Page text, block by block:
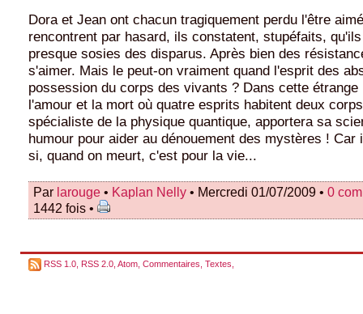
Dora et Jean ont chacun tragiquement perdu l'être
rencontrent par hasard, ils constatent, stupéfaits,
presque sosies des disparus. Après bien des
s'aimer. Mais le peut-on vraiment quand l'esprit des
possession du corps des vivants ? Dans cette étrange
l'amour et la mort où quatre esprits habitent deux
spécialiste de la physique quantique, apportera sa
humour pour aider au dénouement des mystères ! Car
si, quand on meurt, c'est pour la vie...
Par larouge • Kaplan Nelly • Mercredi 01/07/2009 • 0
1442 fois •
RSS 1.0 RSS 2.0 Atom Commentaires Textes